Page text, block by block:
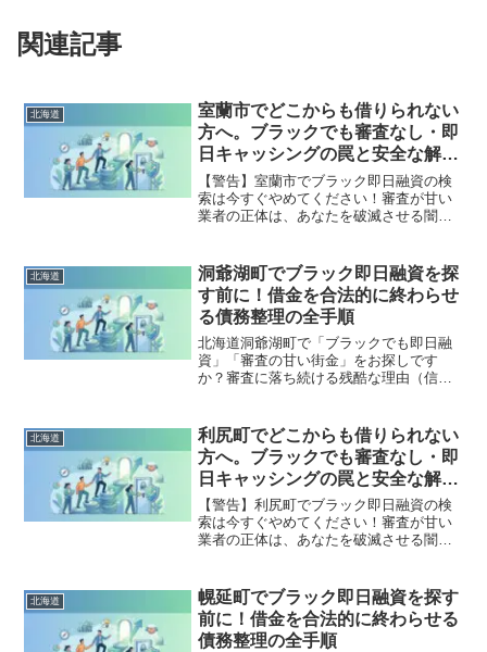
関連記事
北海道
室蘭市でどこからも借りられない
方へ。ブラックでも審査なし・即
日キャッシングの罠と安全な解決
策
【警告】室蘭市でブラック即日融資の検
索は今すぐやめてください！審査が甘い
業者の正体は、あなたを破滅させる闇金
市で違法業者を避け、借金地獄から抜け
出した方々の実体験と確実な解決策を完
全公開。
北海道
洞爺湖町でブラック即日融資を探
す前に！借金を合法的に終わらせ
る債務整理の全手順
北海道洞爺湖町で「ブラックでも即日融
資」「審査の甘い街金」をお探しです
か？審査に落ち続ける残酷な理由（信用
まで徹底解説。多重債務の地獄から抜け
出し、合法的に借金を減額・免除する
「債務整理」の正しい知識と、今すぐ督
促を止める無料相談窓口をご案内しま
す。
北海道
利尻町でどこからも借りられない
方へ。ブラックでも審査なし・即
日キャッシングの罠と安全な解決
策
【警告】利尻町でブラック即日融資の検
索は今すぐやめてください！審査が甘い
業者の正体は、あなたを破滅させる闇金
町で違法業者を避け、借金地獄から抜け
出した方々の実体験と確実な解決策を完
全公開。
北海道
幌延町でブラック即日融資を探す
前に！借金を合法的に終わらせる
債務整理の全手順